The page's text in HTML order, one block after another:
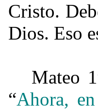
Cristo.
Dios. Eso
Mateo
“Ahora,